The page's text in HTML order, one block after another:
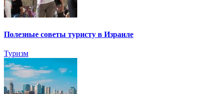
Полезные советы туристу в Израиле
Туризм